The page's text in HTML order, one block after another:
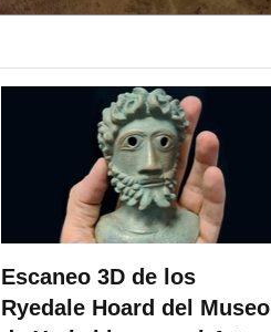
Escaneo 3D de los
Ryedale Hoard del Museo